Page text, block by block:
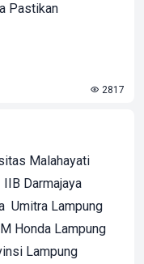
Pastikan
2817
Malahayati
IIB Darmajaya
Umitra Lampung
Honda Lampung
Lampung